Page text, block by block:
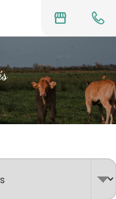
storefront